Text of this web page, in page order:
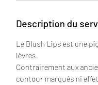
Description du
Le Blush Lips est une
lèvres.
Contrairement aux
contour marqués ni